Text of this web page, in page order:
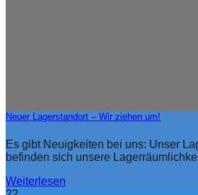
Neuer Lagerstandort – Wir ziehen um!
Es gibt Neuigkeiten bei uns: Unser
befinden sich unsere
Weiterlesen